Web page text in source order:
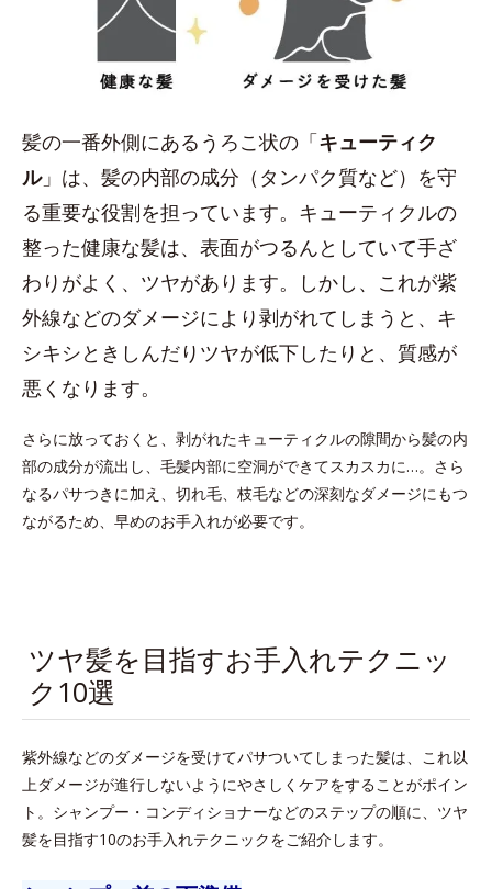
髪の一番外側にあるうろこ状の「キューティク
ル」は、髪の内部の成分（タンパク質など）を守
る重要な役割を担っています。キューティクルの
整った健康な髪は、表面がつるんとしていて手ざ
わりがよく、ツヤがあります。しかし、これが紫
外線などのダメージにより剥がれてしまうと、キ
シキシときしんだりツヤが低下したりと、質感が
悪くなります。
さらに放っておくと、剥がれたキューティクルの隙間から髪の内
部の成分が流出し、毛髪内部に空洞ができてスカスカに…。さら
なるパサつきに加え、切れ毛、枝毛などの深刻なダメージにもつ
ながるため、早めのお手入れが必要です。
ツヤ髪を目指すお手入れテクニッ
ク10選
紫外線などのダメージを受けてパサついてしまった髪は、これ以
上ダメージが進行しないようにやさしくケアをすることがポイン
ト。シャンプー・コンディショナーなどのステップの順に、ツヤ
髪を目指す10のお手入れテクニックをご紹介します。